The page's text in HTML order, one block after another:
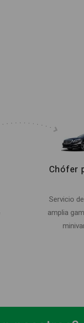
Chófer
Servicio
amplia